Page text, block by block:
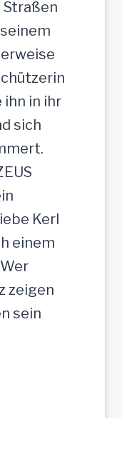
Straßen
ihn in ihr
sich
Kerl
einem
zeigen
sein